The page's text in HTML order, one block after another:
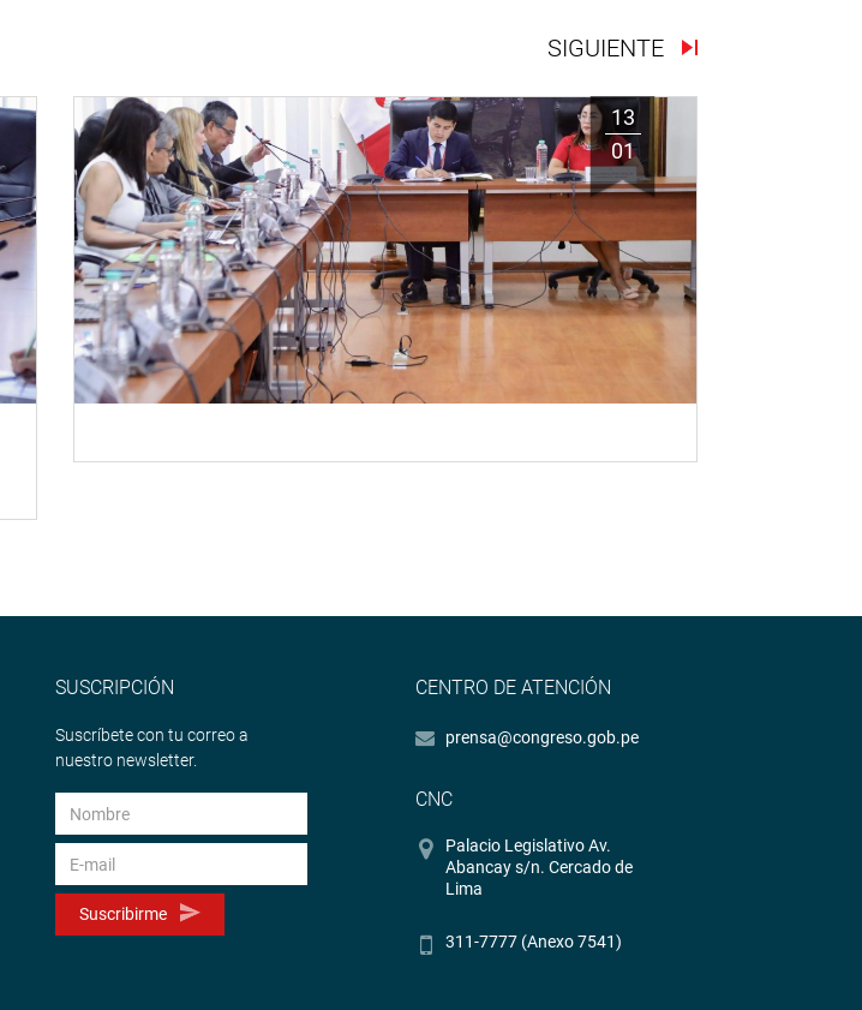
SIGUIENTE
13
01
SUSCRIPCIÓN
Suscríbete con tu correo a
nuestro newsletter.
Suscribirme
CENTRO DE ATENCIÓN
prensa@congreso.gob.pe
CNC
Palacio Legislativo Av.
Abancay s/n. Cercado de
Lima
311-7777 (Anexo 7541)